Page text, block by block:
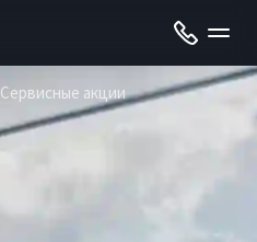
Сервисные акции